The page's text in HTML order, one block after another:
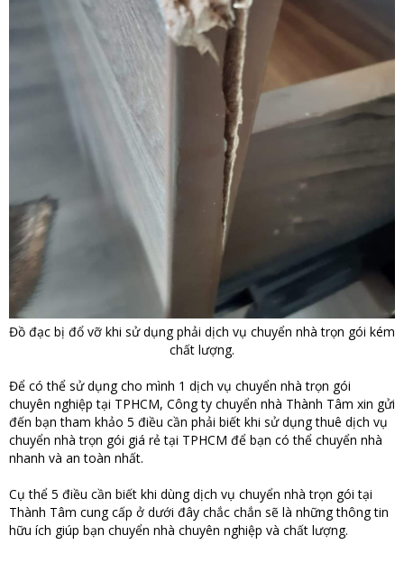
Đồ đạc bị đổ vỡ khi sử dụng phải dịch vụ chuyển nhà trọn gói kém
chất lượng.
Để có thể sử dụng cho mình 1 dịch vụ chuyển nhà trọn gói
chuyên nghiệp tại TPHCM, Công ty chuyển nhà Thành Tâm xin gửi
đến bạn tham khảo 5 điều cần phải biết khi sử dụng thuê dịch vụ
chuyển nhà trọn gói giá rẻ tại TPHCM để bạn có thể chuyển nhà
nhanh và an toàn nhất.
Cụ thể 5 điều cần biết khi dùng dịch vụ chuyển nhà trọn gói tại
Thành Tâm cung cấp ở dưới đây chắc chắn sẽ là những thông tin
hữu ích giúp bạn chuyển nhà chuyên nghiệp và chất lượng.